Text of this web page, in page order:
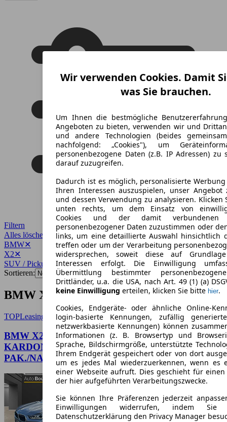
Filtern
Alles löschen
BMW✕
X2✕
SUV / Pickup
Sortieren:
BMW X2 SUV / Pickup Angebote
TOPLeasing
BMW X2 xDrive 20 i M Sport (178 PS) /HARM.-
KARDON/BUSINESS-
PAK./NAVI/PANO/LED/FAHRASSIST./RFK/
Wir verwenden Cookies. Damit
was Sie brauchen.
Um Ihnen die bestmögliche
Angeboten zu bieten, verwenden wir und
und andere Technologien (beides
nachfolgend: „Cookies"), um
personenbezogene Daten (z.B. IP Adressen) zu
darauf zuzugreifen.
Dadurch ist es möglich, personalisierte
Ihren Interessen auszuspielen, unser Angebot
und dessen Verwendung zu analysieren. Klicken
unten rechts, um dem Einsatz von
Cookies und der damit verbundenen
personenbezogener Daten zuzustimmen oder
links, um eine detaillierte Auswahl hinsichtlich
treffen oder um der Verarbeitung
widersprechen, soweit diese auf
Interessen erfolgt. Die Einwilligung
Übermittlung bestimmter
Drittländer, u.a. die USA, nach Art. 49 (1) (a)
keine Einwilligung erteilen, klicken Sie bitte hier.
Cookies, Endgeräte- oder ähnliche Online-
login-basierte Kennungen, zufällig
netzwerkbasierte Kennungen) können
Informationen (z. B. Browsertyp und
Sprache, Bildschirmgröße, unterstützte
Ihrem Endgerät gespeichert oder von dort
um es jedes Mal wiederzuerkennen, wenn es
einer Webseite aufruft. Dies geschieht für
der hier aufgeführten Verarbeitungszwecke.
Sie können Ihre Präferenzen jederzeit
Einwilligungen widerrufen, indem
Datenschutzerklärung den Privacy Manager